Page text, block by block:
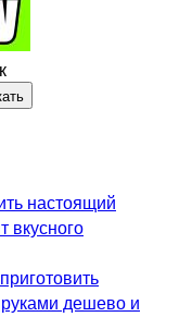
настоящий
вкусного
дешево и